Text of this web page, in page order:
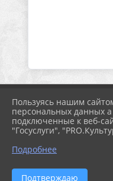
Пользуясь нашим
персональных данных
подключенные к веб-
"Госуслуги",
Подробнее
Подтверждаю